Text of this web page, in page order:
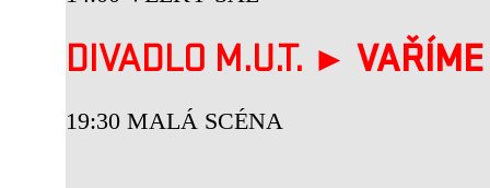
DIVADLO M.U.T. ►
19:30 MALÁ SCÉNA